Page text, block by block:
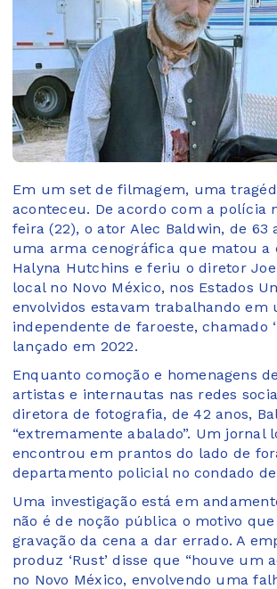
Em um set de filmagem, uma
aconteceu. De acordo com a polícia
feira (22), o ator Alec Baldwin, de 63
uma arma cenográfica que matou a
Halyna Hutchins e feriu o diretor
local no Novo México, nos Estados
envolvidos estavam trabalhando em
independente de faroeste, chamado
lançado em 2022.
Enquanto comoção e homenagens
artistas e internautas nas redes
diretora de fotografia, de 42 anos,
“extremamente abalado”. Um jornal
encontrou em prantos do lado de
departamento policial no condado de
Uma investigação está em
não é de noção pública o motivo
gravação da cena a dar errado. A
produz ‘Rust’ disse que “houve um
no Novo México, envolvendo uma